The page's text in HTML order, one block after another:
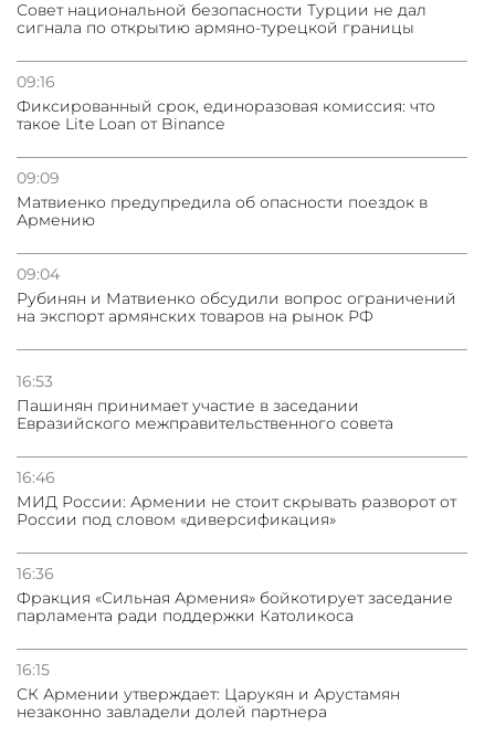
Совет национальной безопасности Турции не дал
сигнала по открытию армяно-турецкой границы
09:16
Фиксированный срок, единоразовая комиссия: что
такое Lite Loan от Binance
09:09
Матвиенко предупредила об опасности поездок в
Армению
09:04
Рубинян и Матвиенко обсудили вопрос ограничений
на экспорт армянских товаров на рынок РФ
16:53
Пашинян принимает участие в заседании
Евразийского межправительственного совета
16:46
МИД России: Армении не стоит скрывать разворот от
России под словом «диверсификация»
16:36
Фракция «Сильная Армения» бойкотирует заседание
парламента ради поддержки Католикоса
16:15
СК Армении утверждает: Царукян и Арустамян
незаконно завладели долей партнера
Трамп готов дать шанс переговорам с Ираном при
условии прекращения огня